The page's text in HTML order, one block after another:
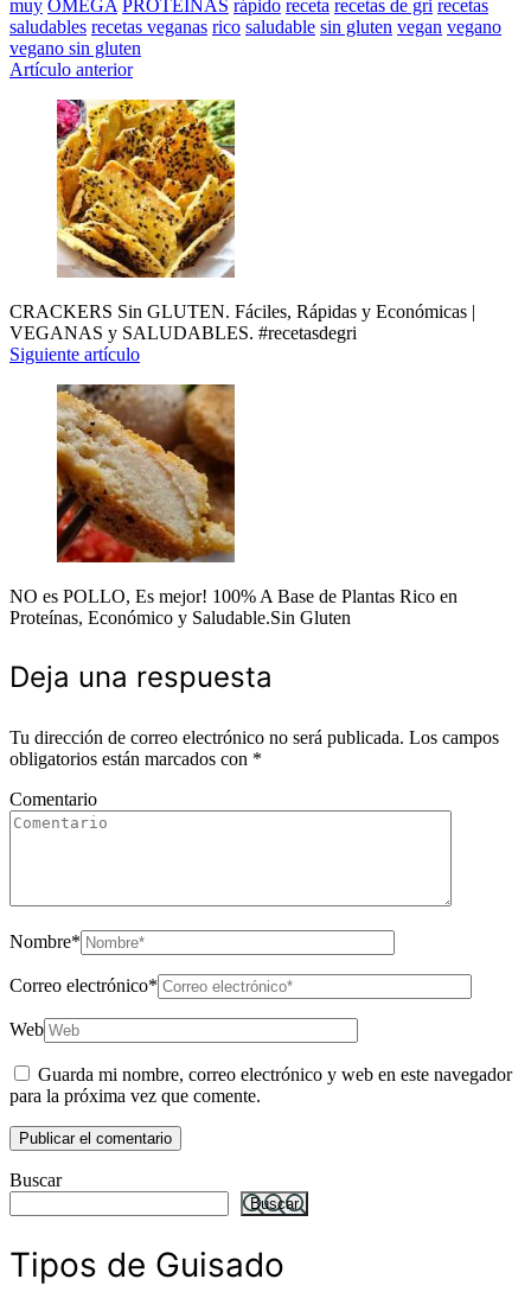
muy OMEGA PROTEINAS rápido receta recetas de gri recetas
saludables recetas veganas rico saludable sin gluten vegan vegano
vegano sin gluten
Navegación
entradas
Artículo anterior
CRACKERS Sin GLUTEN. Fáciles, Rápidas y Económicas |
VEGANAS y SALUDABLES. #recetasdegri
Siguiente artículo
NO es POLLO, Es mejor! 100% A Base de Plantas Rico en
Proteínas, Económico y Saludable.Sin Gluten
Deja una respuesta
Tu dirección de correo electrónico no será publicada. Los campos
obligatorios están marcados con *
Comentario
Nombre*
Correo electrónico*
Web
Guarda mi nombre, correo electrónico y web en este navegador
para la próxima vez que comente.
Buscar
Buscar
Tipos de Guisado